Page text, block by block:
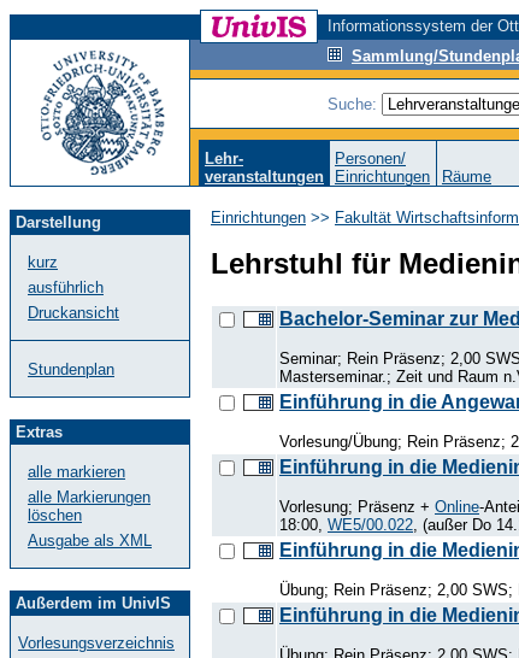
Informationssystem der
Sammlung/
Suche:
Lehr-
veranstaltungen
Personen/
Einrichtungen
Räume
Darstellung
kurz
ausführlich
Druckansicht
Stundenplan
Extras
alle markieren
alle Markierungen
löschen
Ausgabe als XML
Außerdem im UnivIS
Vorlesungsverzeichnis
Einrichtungen >> Fakultät
Lehrstuhl für
Bachelor-Seminar zur
Seminar; Rein Präsenz; 2,00
Masterseminar.; Zeit und Raum
Einführung in die
Vorlesung/Übung; Rein Präsenz;
Einführung in die
Vorlesung; Präsenz + Online-
18:00, WE5/00.022 , (außer Do
Einführung in die
Übung; Rein Präsenz; 2,00 SWS;
Einführung in die